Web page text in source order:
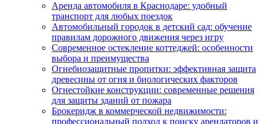
Аренда автомобиля в Краснодаре: удобный
транспорт для любых поездок
Автомобильный городок в детский сад: обучение
правилам дорожного движения через игру
Современное остекление коттеджей: особенности
выбора и преимущества
Огнебиозащитные пропитки: эффективная защита
древесины от огня и биологических факторов
Огнестойкие конструкции: современные решения
для защиты зданий от пожара
Брокеридж в коммерческой недвижимости:
профессиональный подход к поиску арендаторов и